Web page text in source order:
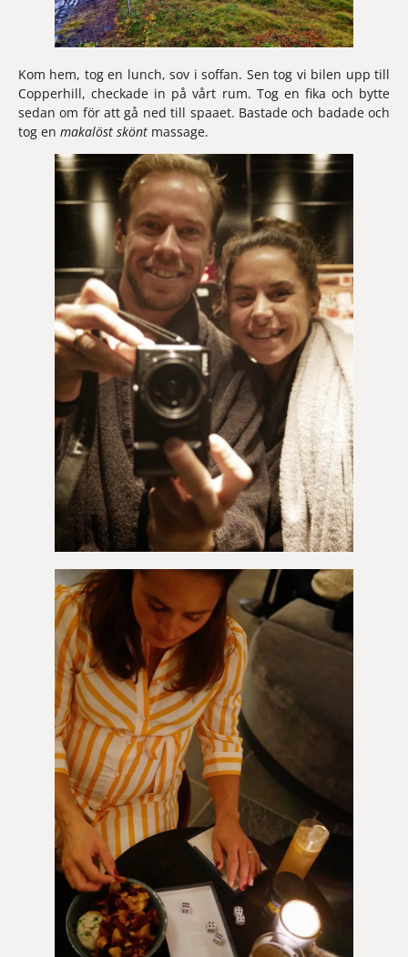
Kom hem, tog en lunch, sov i soffan. Sen tog vi bilen upp till
Copperhill, checkade in på vårt rum. Tog en fika och bytte
sedan om för att gå ned till spaaet. Bastade och badade och
tog en makalöst skönt massage.